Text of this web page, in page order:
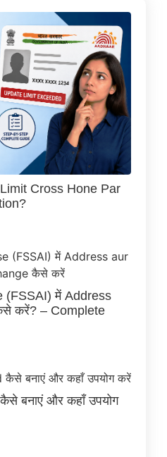
Cross Hone Par
(FSSAI) में Address
करें? – Complete
बनाएं और कहाँ उपयोग